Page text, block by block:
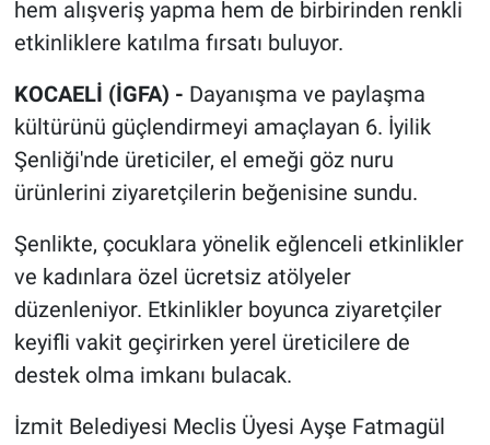
hem alışveriş yapma hem de birbirinden renkli
etkinliklere katılma fırsatı buluyor.
KOCAELİ (İGFA) - Dayanışma ve paylaşma
kültürünü güçlendirmeyi amaçlayan 6. İyilik
Şenliği'nde üreticiler, el emeği göz nuru
ürünlerini ziyaretçilerin beğenisine sundu.
Şenlikte, çocuklara yönelik eğlenceli etkinlikler
ve kadınlara özel ücretsiz atölyeler
düzenleniyor. Etkinlikler boyunca ziyaretçiler
keyifli vakit geçirirken yerel üreticilere de
destek olma imkanı bulacak.
İzmit Belediyesi Meclis Üyesi Ayşe Fatmagül